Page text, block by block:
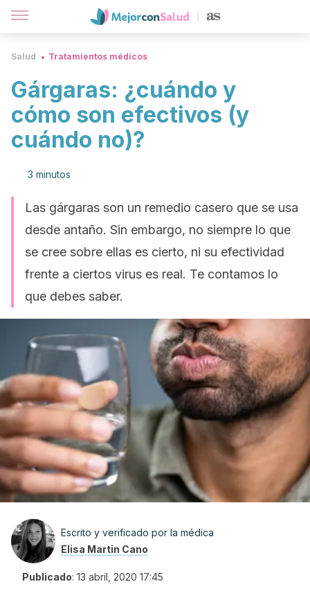
Salud Tratamientos médicos
Gárgaras: ¿cuándo y
cómo son efectivos (y
cuándo no)?
3 minutos
Las gárgaras son un remedio casero que se usa
desde antaño. Sin embargo, no siempre lo que
se cree sobre ellas es cierto, ni su efectividad
frente a ciertos virus es real. Te contamos lo
que debes saber.
Escrito y verificado por la médica
Elisa Martin Cano
Publicado: 13 abril, 2020 17:45